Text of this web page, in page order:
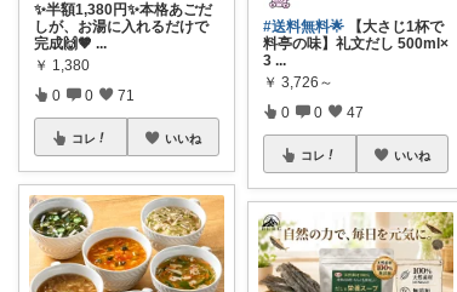
✨半額1,380円✨本格あごだ
しが、お湯に入れるだけで
完成🙌🤎 ...
￥ 1,380
0 0 71
コレ いいね
#送料無料🌟 【大さじ1杯で
料亭の味】礼文だし 500ml×
3 ...
￥ 3,726～
0 0 47
コレ いいね